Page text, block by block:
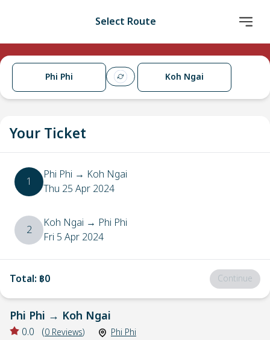
Select Route
Phi Phi Koh Ngai
Your Ticket
1 Phi Phi → Koh Ngai
Thu 25 Apr 2024
2 Koh Ngai → Phi Phi
Fri 5 Apr 2024
Total: ฿0 Continue
Phi Phi → Koh Ngai
0.0 (0 Reviews) Phi Phi